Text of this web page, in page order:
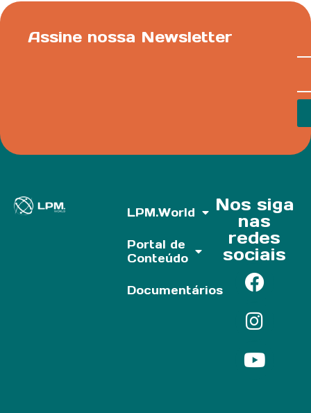
Assine nossa Newsletter
LPM.World
Portal de
Conteúdo
Documentários
Nos siga
nas
redes
sociais